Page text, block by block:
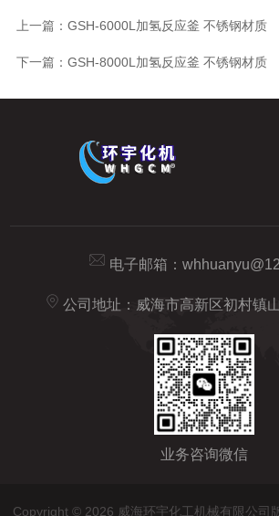
上一篇： GSH-6000L加氢反应釜 不锈钢材质
下一篇： GSH-8000L加氢反应釜 不锈钢材质
电子邮箱：
公司地址：威海市高新区初村镇
业务咨询微信
Copyright © 2026 威海环宇化工机械有限公司